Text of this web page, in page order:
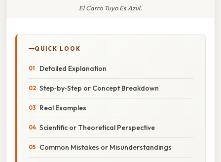
El Carro Tuyo Es Azul.
QUICK LOOK
Detailed Explanation
Step‑by‑Step or Concept Breakdown
Real Examples
Scientific or Theoretical Perspective
Common Mistakes or Misunderstandings